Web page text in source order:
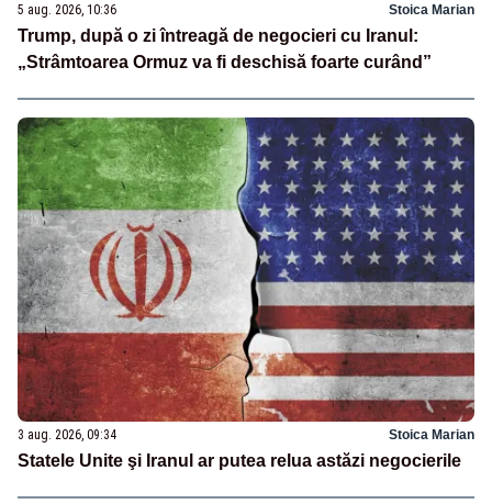
5 aug. 2026, 10:36 Stoica Marian
Trump, după o zi întreagă de negocieri cu Iranul:
„Strâmtoarea Ormuz va fi deschisă foarte curând”
3 aug. 2026, 09:34 Stoica Marian
Statele Unite şi Iranul ar putea relua astăzi negocierile